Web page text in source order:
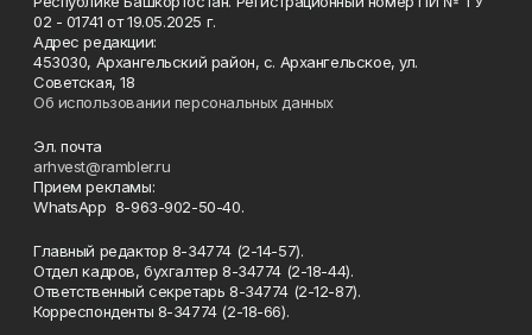
02 - 01741 от 19.05.2025 г.
Адрес редакции:
453030, Архангельский район, с. Архангельское, ул.
Советская, 18
Об использовании персональных данных
Эл. почта
arhvest@rambler.ru
Прием рекламы:
WhatsApp 8-963-902-50-40.
Главный редактор 8-34774 (2-14-57).
Отдел кадров, бухгалтер 8-34774 (2-18-44).
Ответственный секретарь 8-34774 (2-12-87).
Корреспонденты 8-34774 (2-18-66).